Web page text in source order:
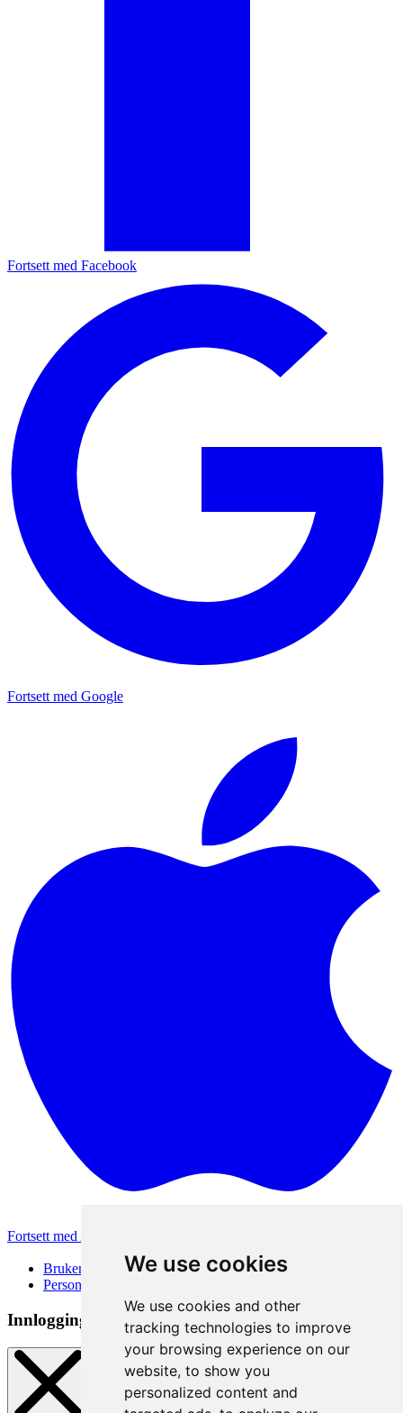
We use cookies
We use cookies and other
tracking technologies to improve
your browsing experience on our
website, to show you
personalized content and
Fortsett med Facebook
Fortsett med Google
Fortsett med Apple
Brukervilkår
Personvernerklæring
Innloggingsmetode